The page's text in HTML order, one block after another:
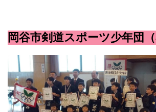
岡谷市剣道スポーツ少年団（